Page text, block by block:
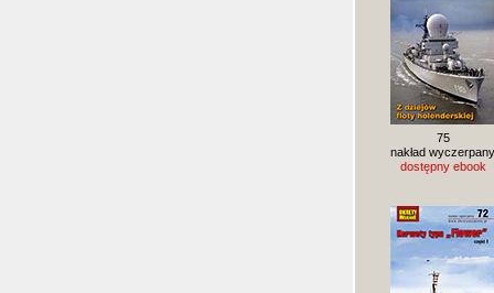
75
nakład wyczerpany
dostępny ebook